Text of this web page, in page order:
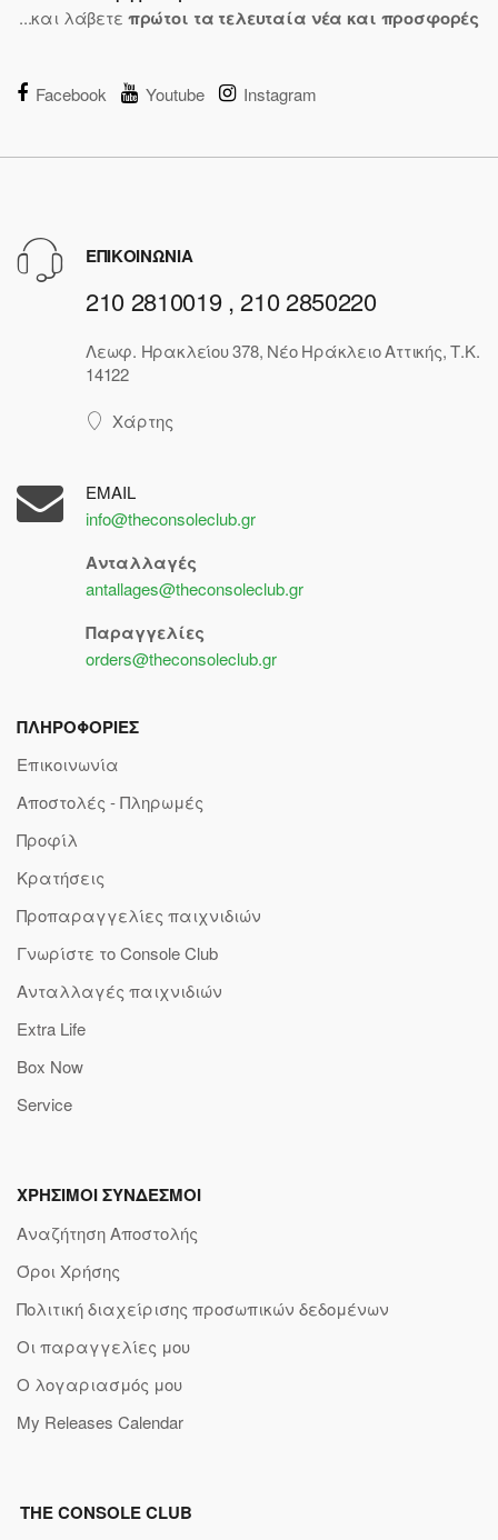
...και λάβετε πρώτοι τα τελευταία νέα και προσφορές
Facebook Youtube Instagram
ΕΠΙΚΟΙΝΩΝΙΑ
210 2810019 , 210 2850220
Λεωφ. Ηρακλείου 378, Νέο Ηράκλειο Αττικής, Τ.Κ.
14122
Χάρτης
EMAIL
info@theconsoleclub.gr
Ανταλλαγές
antallages@theconsoleclub.gr
Παραγγελίες
orders@theconsoleclub.gr
ΠΛΗΡΟΦΟΡΙΕΣ
Επικοινωνία
Αποστολές - Πληρωμές
Προφίλ
Κρατήσεις
Προπαραγγελίες παιχνιδιών
Γνωρίστε το Console Club
Ανταλλαγές παιχνιδιών
Extra Life
Box Now
Service
ΧΡΗΣΙΜΟΙ ΣΥΝΔΕΣΜΟΙ
Αναζήτηση Αποστολής
Όροι Χρήσης
Πολιτική διαχείρισης προσωπικών δεδομένων
Οι παραγγελίες μου
Ο λογαριασμός μου
My Releases Calendar
THE CONSOLE CLUB